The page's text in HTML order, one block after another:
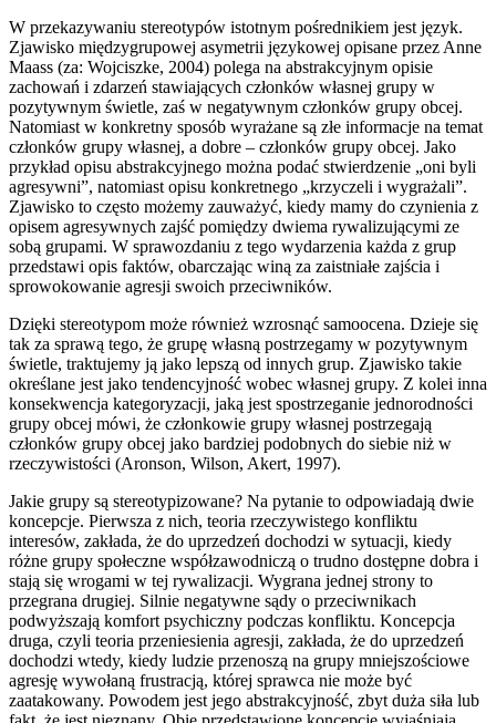
W przekazywaniu stereotypów istotnym pośrednikiem jest język.
Zjawisko międzygrupowej asymetrii językowej opisane przez Anne
Maass (za: Wojciszke, 2004) polega na abstrakcyjnym opisie
zachowań i zdarzeń stawiających członków własnej grupy w
pozytywnym świetle, zaś w negatywnym członków grupy obcej.
Natomiast w konkretny sposób wyrażane są złe informacje na temat
członków grupy własnej, a dobre – członków grupy obcej. Jako
przykład opisu abstrakcyjnego można podać stwierdzenie „oni byli
agresywni”, natomiast opisu konkretnego „krzyczeli i wygrażali”.
Zjawisko to często możemy zauważyć, kiedy mamy do czynienia z
opisem agresywnych zajść pomiędzy dwiema rywalizującymi ze
sobą grupami. W sprawozdaniu z tego wydarzenia każda z grup
przedstawi opis faktów, obarczając winą za zaistniałe zajścia i
sprowokowanie agresji swoich przeciwników.
Dzięki stereotypom może również wzrosnąć samoocena. Dzieje się
tak za sprawą tego, że grupę własną postrzegamy w pozytywnym
świetle, traktujemy ją jako lepszą od innych grup. Zjawisko takie
określane jest jako tendencyjność wobec własnej grupy. Z kolei inna
konsekwencja kategoryzacji, jaką jest spostrzeganie jednorodności
grupy obcej mówi, że członkowie grupy własnej postrzegają
członków grupy obcej jako bardziej podobnych do siebie niż w
rzeczywistości (Aronson, Wilson, Akert, 1997).
Jakie grupy są stereotypizowane? Na pytanie to odpowiadają dwie
koncepcje. Pierwsza z nich, teoria rzeczywistego konfliktu
interesów, zakłada, że do uprzedzeń dochodzi w sytuacji, kiedy
różne grupy społeczne współzawodniczą o trudno dostępne dobra i
stają się wrogami w tej rywalizacji. Wygrana jednej strony to
przegrana drugiej. Silnie negatywne sądy o przeciwnikach
podwyższają komfort psychiczny podczas konfliktu. Koncepcja
druga, czyli teoria przeniesienia agresji, zakłada, że do uprzedzeń
dochodzi wtedy, kiedy ludzie przenoszą na grupy mniejszościowe
agresję wywołaną frustracją, której sprawca nie może być
zaatakowany. Powodem jest jego abstrakcyjność, zbyt duża siła lub